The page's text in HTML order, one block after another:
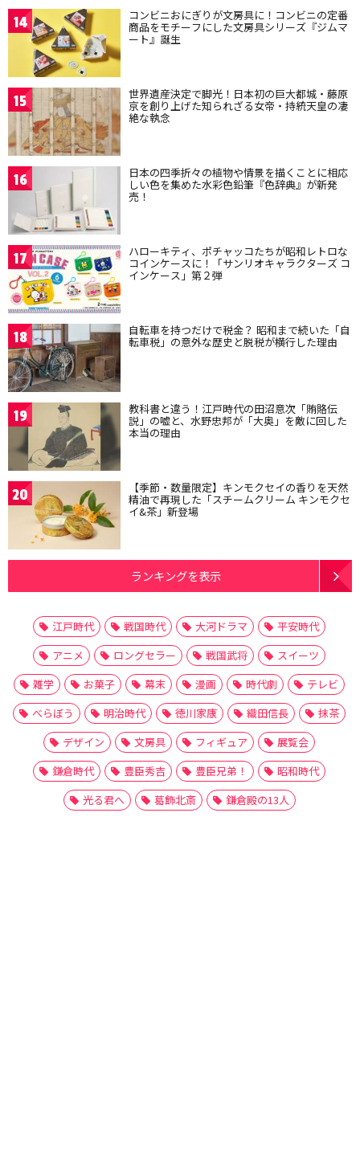
14 コンビニおにぎりが文房具に！コンビニの定番
商品をモチーフにした文房具シリーズ『ジムマ
ート』誕生
15 世界遺産決定で脚光！日本初の巨大都城・藤原
京を創り上げた知られざる女帝・持統天皇の凄
絶な執念
16 日本の四季折々の植物や情景を描くことに相応
しい色を集めた水彩色鉛筆『色辞典』が新発
売！
17 ハローキティ、ポチャッコたちが昭和レトロな
コインケースに！「サンリオキャラクターズ コ
インケース」第２弾
18 自転車を持つだけで税金？ 昭和まで続いた「自
転車税」の意外な歴史と脱税が横行した理由
19 教科書と違う！江戸時代の田沼意次「賄賂伝
説」の嘘と、水野忠邦が「大奥」を敵に回した
本当の理由
20 【季節・数量限定】キンモクセイの香りを天然
精油で再現した「スチームクリーム キンモクセ
イ&茶」新登場
ランキングを表示
江戸時代 戦国時代 大河ドラマ
平安時代
アニメ
ロングセラー 戦国武将
スイーツ
雑学
お菓子 幕末 漫画 時代劇
テレビ
べらぼう
明治時代 徳川家康 織田信長
抹茶
デザイン
文房具 フィギュア
展覧会
鎌倉時代
豊臣秀吉 豊臣兄弟！
昭和時代
光る君へ
葛飾北斎 鎌倉殿の13人